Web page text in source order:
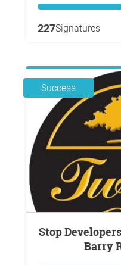
227Signatures
Success
Stop Developers from Building on the
Barry